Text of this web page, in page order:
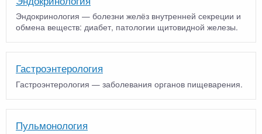
Эндокринология — болезни желёз внутренней секреции и
обмена веществ: диабет, патологии щитовидной железы.
Гастроэнтерология
Гастроэнтерология — заболевания органов пищеварения.
Пульмонология